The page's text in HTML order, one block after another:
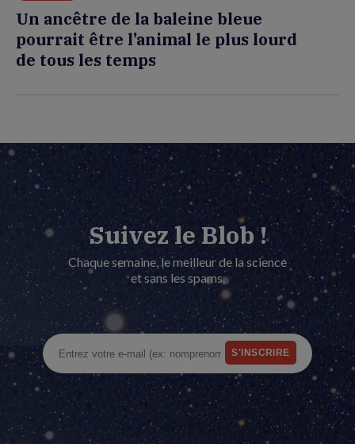
Un ancêtre de la baleine bleue
pourrait être l’animal le plus lourd
de tous les temps
Suivez le Blob !
Chaque semaine, le meilleur de la science
et sans les spams.